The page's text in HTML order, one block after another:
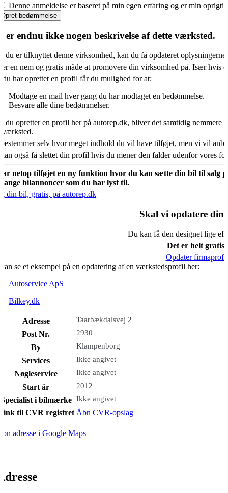
Denne anmeldelse er baseret på min egen erfaring og er min
Opret bedømmelse
er endnu ikke nogen beskrivelse af dette værksted.
du er tilknyttet denne virksomhed, kan du få opdateret oplysningerne.
er en nem og gratis måde at promovere din virksomhed på. Især hvis
du har oprettet en profil får du mulighed for at:
Modtage en mail hver gang du har modtaget en bedømmelse.
Besvare alle dine bedømmelser.
du opretter en profil her på autorep.dk, bliver det samtidig nemmere
selv hvor meget indhold du vil have tilføjet, men vi vil
også få slettet din profil hvis du mener den falder udenfor vores
netop tilføjet en ny funktion hvor du kan sætte din bil til salg
bilannoncer som du har lyst til.
din bil, gratis, på autorep.dk
Skal vi opdatere din
Du kan få den designet lige
Det er helt gratis.
Opdater firmaprofil
se et eksempel på en opdatering af en værkstedsprofil her:
Autoservice ApS
Bilkey.dk
Adresse Taarbækdalsvej 2
Post Nr. 2930
By Klampenborg
Services Ikke angivet
Nøgleservice Ikke angivet
Start år 2012
Specialist i bilmærke Ikke angivet
til CVR registret Åbn CVR-opslag
adresse i Google Maps